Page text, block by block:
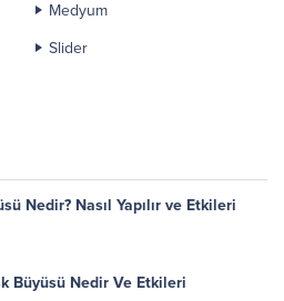
Medyum
Slider
Nedir? Nasıl Yapılır ve Etkileri
Büyüsü Nedir Ve Etkileri